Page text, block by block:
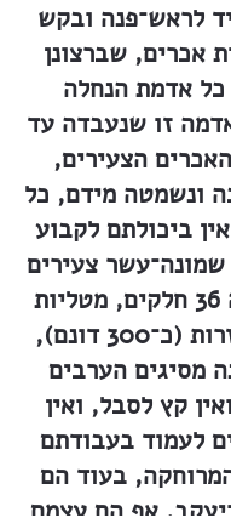
לראש־פנה ובקש
אכרים, שברצונן
אדמת הנחלה
זו שנעבדה עד
הצעירים,
ונשמטה מידם, כל
ביכולתם לקבוע
צעירים
היו, והאדמה 36 חלקים, מטליות
מטליות מפוזרות (כ־300 דונם),
מסיגים הערבים
קץ לסבל, ואין
לעמוד בעבודתם
בעוד הם
אף הם עצמם